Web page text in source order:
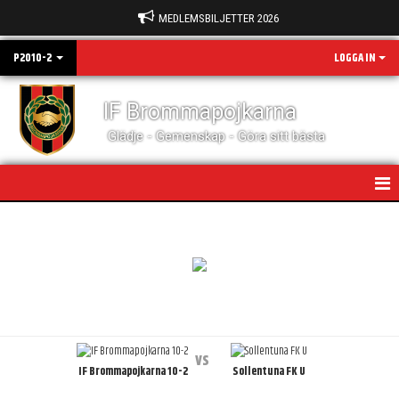
MEDLEMSBILJETTER 2026
P2010-2 LOGGA IN
IF Brommapojkarna
Glädje - Gemenskap - Göra sitt bästa
IF Brommapojkarna 10-2 vs Sollentuna FK U